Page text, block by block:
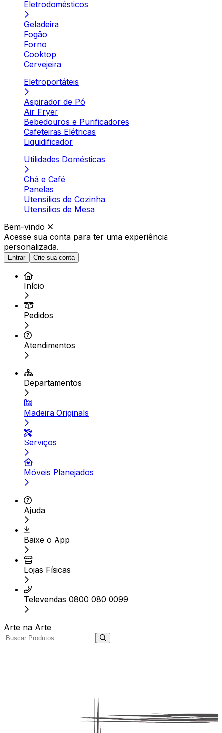
Eletrodomésticos
Geladeira
Fogão
Forno
Cooktop
Cervejeira
Eletroportáteis
Aspirador de Pó
Air Fryer
Bebedouros e Purificadores
Cafeteiras Elétricas
Liquidificador
Utilidades Domésticas
Chá e Café
Panelas
Utensílios de Cozinha
Utensílios de Mesa
Bem-vindo
Acesse sua conta para ter uma experiência
personalizada.
Entrar Crie sua conta
Início
Pedidos
Atendimentos
Departamentos
Madeira Originals
Serviços
Móveis Planejados
Ajuda
Baixe o App
Lojas Físicas
Televendas 0800 080 0099
Arte na Arte